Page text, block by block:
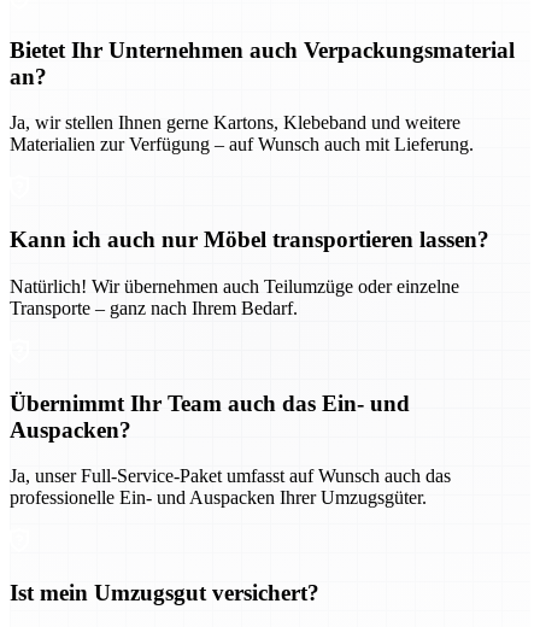
Bietet Ihr Unternehmen auch Verpackungsmaterial
an?
Ja, wir stellen Ihnen gerne Kartons, Klebeband und weitere
Materialien zur Verfügung – auf Wunsch auch mit Lieferung.
Kann ich auch nur Möbel transportieren lassen?
Natürlich! Wir übernehmen auch Teilumzüge oder einzelne
Transporte – ganz nach Ihrem Bedarf.
Übernimmt Ihr Team auch das Ein- und
Auspacken?
Ja, unser Full-Service-Paket umfasst auf Wunsch auch das
professionelle Ein- und Auspacken Ihrer Umzugsgüter.
Ist mein Umzugsgut versichert?